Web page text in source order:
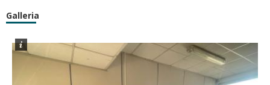
Galleria